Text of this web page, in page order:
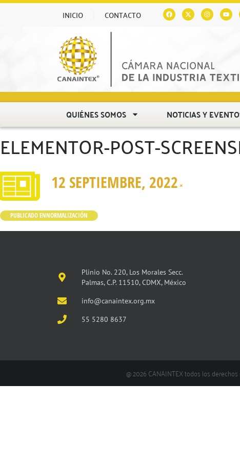
INICIO CONTACTO
QUIÉNES SOMOS NOTICIAS Y
ELEMENTOR-POST-
12 SEPTIEMBRE, 2022 ×
PUBLICADO ENNORMALIZACIÓN
Plinio No. 220, Los Morales Secc.
Palmas, C.P. 11510, CDMX, México
info@canaintex.org.mx
55 5280 8637
@ 2026 CANAINTEX todos los